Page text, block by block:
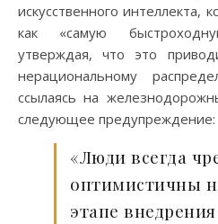
искусственного интеллекта,
как «самую
утверждая, что это
нерациональному
ссылаясь на
следующее предупреждение:
«Люди всегда
оптимистичны
этапе